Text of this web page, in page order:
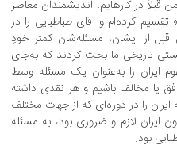
قبلاً در کارهایم، اندیشمندان معاصر
کرده‌ام و آقای طباطبایی را در
از ایشان، مسئله‌شان کمتر خودِ
تاریخی ما بحث کردند که به‌جای
را به‌عنوان یک مسئله وسط
یا مخالف باشیم و هر نقدی داشته
را در دوره‌ای که از جهات مختلف
لازم و ضروری بود، به مسئله
بود.